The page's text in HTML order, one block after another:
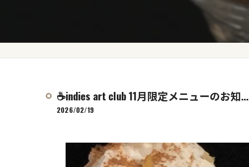
☕️indies art club 11月限定メニューのお知...
2026/02/19